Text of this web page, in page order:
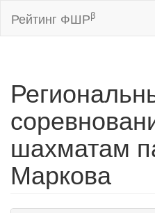
Рейтинг ФШРβ
шахматам
Маркова